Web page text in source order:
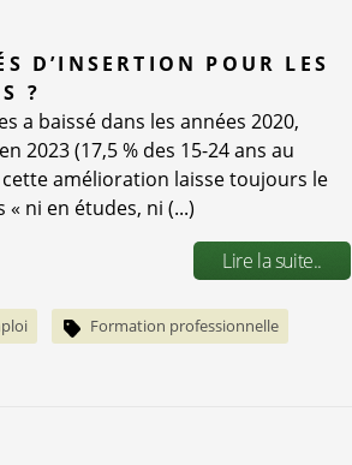
D’INSERTION POUR LES
?
a baissé dans les années 2020,
2023 (17,5 % des 15-24 ans au
amélioration laisse toujours le
ni en études, ni (...)
Lire la suite..
Formation professionnelle